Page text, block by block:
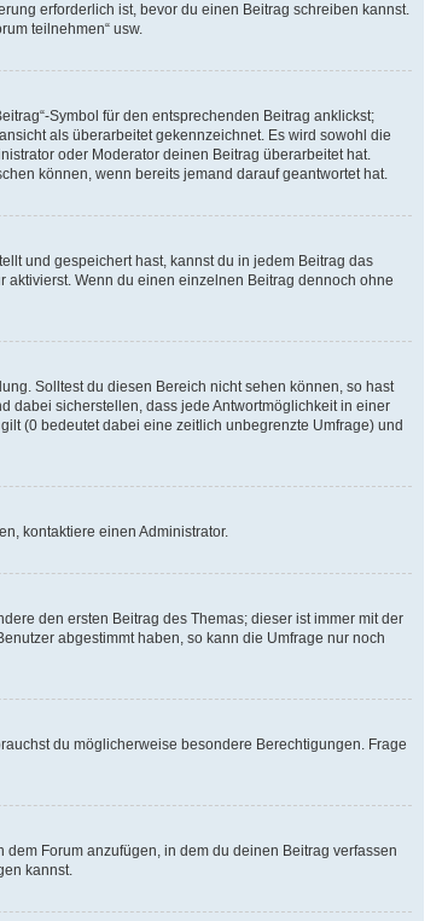
erforderlich ist, bevor du einen Beitrag schreiben kannst.
teilnehmen“ usw.
Symbol für den entsprechenden Beitrag anklickst;
als überarbeitet gekennzeichnet. Es wird sowohl die
oder Moderator deinen Beitrag überarbeitet hat.
können, wenn bereits jemand darauf geantwortet hat.
und gespeichert hast, kannst du in jedem Beitrag das
Wenn du einen einzelnen Beitrag dennoch ohne
Solltest du diesen Bereich nicht sehen können, so hast
dabei sicherstellen, dass jede Antwortmöglichkeit in einer
(0 bedeutet dabei eine zeitlich unbegrenzte Umfrage) und
kontaktiere einen Administrator.
den ersten Beitrag des Themas; dieser ist immer mit der
abgestimmt haben, so kann die Umfrage nur noch
du möglicherweise besondere Berechtigungen. Frage
Forum anzufügen, in dem du deinen Beitrag verfassen
kannst.